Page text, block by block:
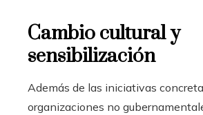
Cambio cultural y
sensibilización
Además de las iniciativas
organizaciones no